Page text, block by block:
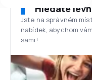
Hledáte
Jste na správném
nabídek, abychom
sami!